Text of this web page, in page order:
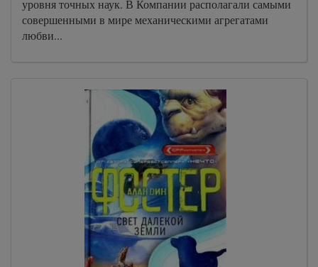
уровня точных наук. В Компании располагали самыми
совершенными в мире механическими агрегатами
любви...